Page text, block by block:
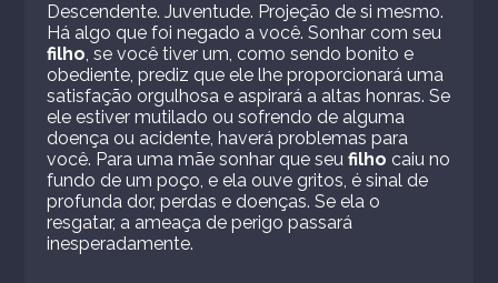
Descendente. Juventude. Projeção de si mesmo.
Há algo que foi negado a você. Sonhar com seu
filho, se você tiver um, como sendo bonito e
obediente, prediz que ele lhe proporcionará uma
satisfação orgulhosa e aspirará a altas honras. Se
ele estiver mutilado ou sofrendo de alguma
doença ou acidente, haverá problemas para
você. Para uma mãe sonhar que seufilho caiu no
fundo de um poço, e ela ouve gritos, é sinal de
profunda dor, perdas e doenças. Se ela o
resgatar, a ameaça de perigo passará
inesperadamente.